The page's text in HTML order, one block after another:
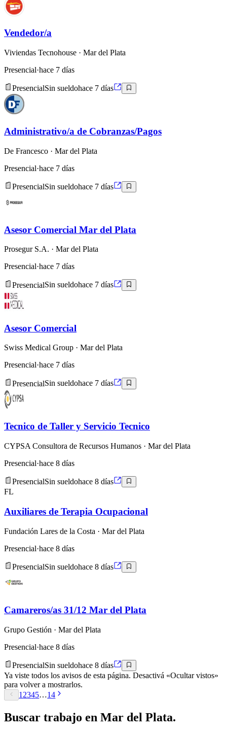
Vendedor/a
Viviendas Tecnohouse · Mar del Plata
Presencial·hace 7 días
PresencialSin sueldohace 7 días
Administrativo/a de Cobranzas/Pagos
De Francesco · Mar del Plata
Presencial·hace 7 días
PresencialSin sueldohace 7 días
Asesor Comercial Mar del Plata
Prosegur S.A. · Mar del Plata
Presencial·hace 7 días
PresencialSin sueldohace 7 días
Asesor Comercial
Swiss Medical Group · Mar del Plata
Presencial·hace 7 días
PresencialSin sueldohace 7 días
Tecnico de Taller y Servicio Tecnico
CYPSA Consultora de Recursos Humanos · Mar del Plata
Presencial·hace 8 días
PresencialSin sueldohace 8 días
FL
Auxiliares de Terapia Ocupacional
Fundación Lares de la Costa · Mar del Plata
Presencial·hace 8 días
PresencialSin sueldohace 8 días
Camareros/as 31/12 Mar del Plata
Grupo Gestión · Mar del Plata
Presencial·hace 8 días
PresencialSin sueldohace 8 días
Ya viste todos los avisos de esta página. Desactivá «Ocultar vistos»
para volver a mostrarlos.
1 2345…14
Buscar trabajo en Mar del Plata.